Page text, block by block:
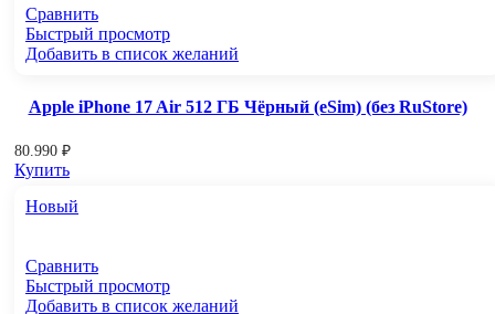
Сравнить
Быстрый просмотр
Добавить в список желаний
Apple iPhone 17 Air 512 ГБ Чёрный (eSim) (без RuStore)
80.990 ₽
Купить
Новый
Сравнить
Быстрый просмотр
Добавить в список желаний